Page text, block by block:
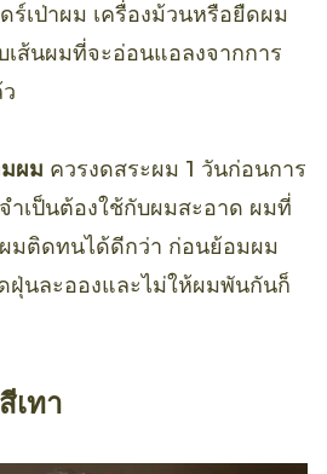
ร์เป่าผม เครื่องม้วนหรือยืดผม
เส้นผมที่จะอ่อนแอลงจากการ
ผม ควรงดสระผม 1 วันก่อนการ
เป็นต้องใช้กับผมสะอาด ผมที่
มติดทนได้ดีกว่า ก่อนย้อมผม
ฝุ่นละอองและไม่ให้ผมพันกันก็
เทา